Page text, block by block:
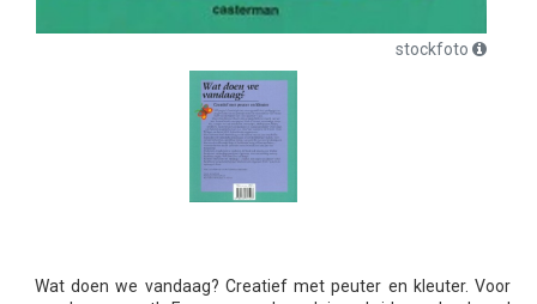
stockfoto
Wat doen we vandaag? Creatief met peuter en kleuter. Voor